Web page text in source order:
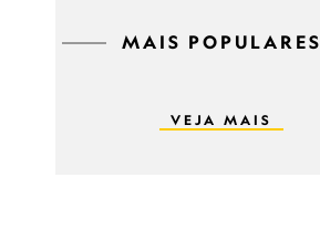
MAIS POPULARES
VEJA MAIS